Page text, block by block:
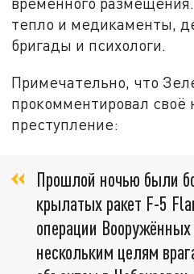
тепло и медикаменты,
бригады и психологи.
Примечательно, что
прокомментировал своё
преступление:
Прошлой ночью были
крылатых ракет F-5
операции
нескольким целям